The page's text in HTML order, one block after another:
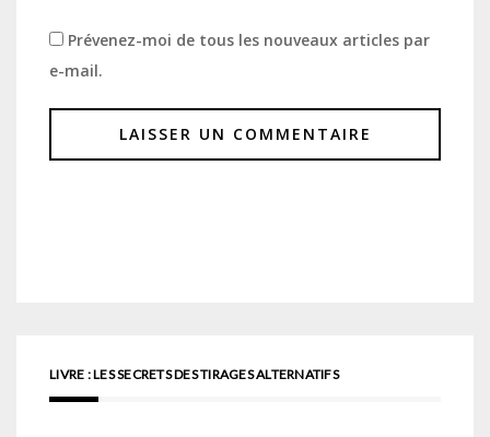
Prévenez-moi de tous les nouveaux articles par
e-mail.
LIVRE : LES SECRETS DES TIRAGES ALTERNATIFS